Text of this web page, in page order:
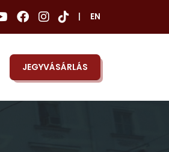
EN
JEGYVÁSÁRLÁS